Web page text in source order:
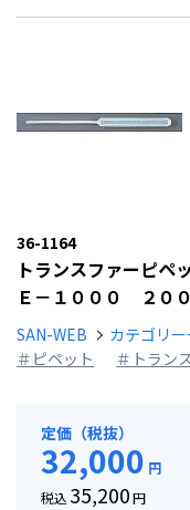
36-1164
トランスファーピペ
Ｅ－１０００ ２０
SAN-WEB カテゴリ
＃ピペット
＃トラン
定価（税抜）
32,000 円
税込 35,200円